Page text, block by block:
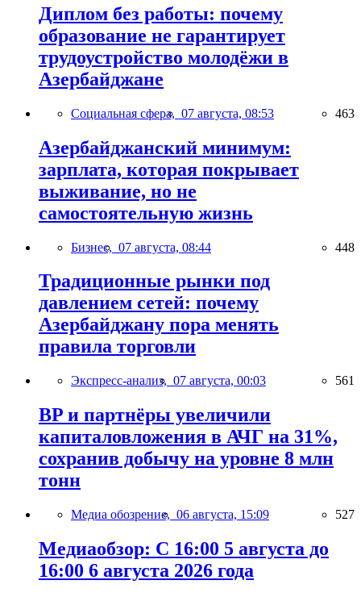
Диплом без работы: почему
образование не гарантирует
трудоустройство молодёжи в
Азербайджане
Социальная сфера, 07 августа, 08:53 463
Азербайджанский минимум:
зарплата, которая покрывает
выживание, но не
самостоятельную жизнь
Бизнес, 07 августа, 08:44 448
Традиционные рынки под
давлением сетей: почему
Азербайджану пора менять
правила торговли
Экспресс-анализ, 07 августа, 00:03 561
BP и партнёры увеличили
капиталовложения в АЧГ на 31%,
сохранив добычу на уровне 8 млн
тонн
Медиа обозрение, 06 августа, 15:09 527
Медиаобзор: С 16:00 5 августа до
16:00 6 августа 2026 года